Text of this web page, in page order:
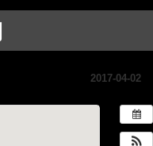
2017-04-02